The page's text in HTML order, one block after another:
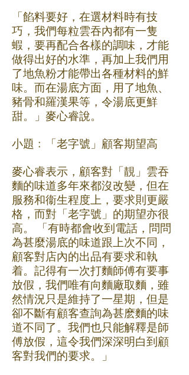
「餡料要好，在選材料時有技
巧，我們每粒雲吞內都有一隻
蝦，要再配合各樣的調味，才能
做得出好的水準，再加上我們用
了地魚粉才能帶出各種材料的鮮
味。而在湯底方面，用了地魚、
豬骨和羅漢果等，令湯底更鮮
甜。」麥心睿說。
小題﹕「老字號」顧客期望高
麥心睿表示，顧客對「靚」雲吞
麵的味道多年來都沒改變，但在
服務和衞生程度上，要求則更嚴
格，而對「老字號」的期望亦很
高。 「有時都會收到電話，問問
為甚麼湯底的味道跟上次不同，
顧客對店內的出品有要求和執
着。記得有一次打麵師傅有要事
放假，我們唯有向麵廠取麵，雖
然情況只是維持了一星期，但是
卻不斷有顧客查詢為甚麽麵的味
道不同了。我們也只能解釋是師
傅放假，這令我們深深明白到顧
客對我們的要求。」